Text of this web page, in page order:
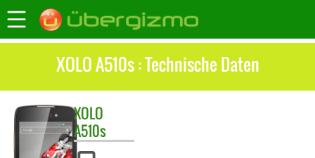
XOLO A510s : Technische Daten
XOLO
A510s